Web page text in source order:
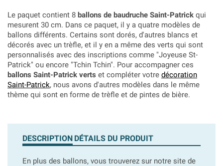
Le paquet contient 8 ballons de baudruche Saint-Patrick qui
mesurent 30 cm. Dans ce paquet, il y a quatre modèles de
ballons différents. Certains sont dorés, d'autres blancs et
décorés avec un trèfle, et il y en a même des verts qui sont
personnalisés avec des inscriptions comme "Joyeuse St-
Patrick" ou encore "Tchin Tchin". Pour accompagner ces
ballons Saint-Patrick verts et compléter votre décoration
Saint-Patrick, nous avons d'autres modèles dans le même
thème qui sont en forme de trèfle et de pintes de bière.
DESCRIPTION DÉTAILS DU PRODUIT
En plus des ballons, vous trouverez sur notre site de